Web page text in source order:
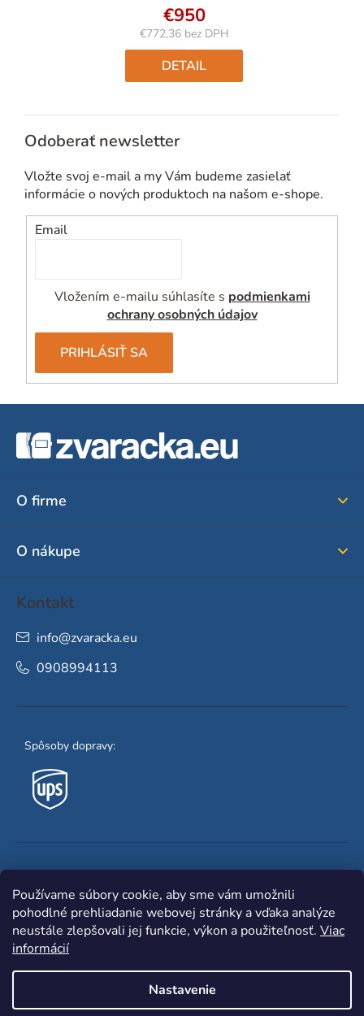
Používame súbory cookie, aby sme vám umožnili
pohodlné prehliadanie webovej stránky a vďaka analýze
neustále zlepšovali jej funkcie, výkon a použiteľnosť. Viac
informácií
Nastavenie
€950
€772,36 bez DPH
Jednotková
cena:
DETAIL
Odoberať newsletter
Vložte svoj e-mail a my Vám budeme zasielať
informácie o nových produktoch na našom e-shope.
Email
Vložením e-mailu súhlasíte s podmienkami
ochrany osobných údajov
PRIHLÁSIŤ SA
O firme
O nákupe
Kontakt
info@zvaracka.eu
0908994113
Spôsoby dopravy:
Shoptet |mime digital